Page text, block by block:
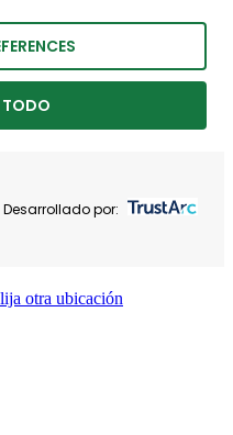
TODO
Desarrollado por:
otra ubicación